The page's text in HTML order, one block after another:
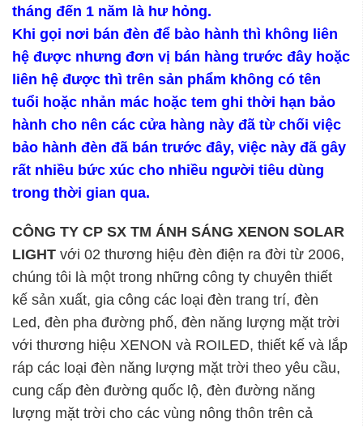
tháng đến 1 năm là hư hỏng.
Khi gọi nơi bán đèn để bào hành thì không liên
hệ được nhưng đơn vị bán hàng trước đây hoặc
liên hệ được thì trên sản phẩm không có tên
tuổi hoặc nhản mác hoặc tem ghi thời hạn bảo
hành cho nên các cửa hàng này đã từ chối việc
bảo hành đèn đã bán trước đây, việc này đã gây
rất nhiều bức xúc cho nhiều người tiêu dùng
trong thời gian qua.
CÔNG TY CP SX TM ÁNH SÁNG XENON SOLAR
LIGHT với 02 thương hiệu đèn điện ra đời từ 2006,
chúng tôi là một trong những công ty chuyên thiết
kế sản xuất, gia công các loại đèn trang trí, đèn
Led, đèn pha đường phố, đèn năng lượng mặt trời
với thương hiệu XENON và ROILED, thiết kế và lắp
ráp các loại đèn năng lượng mặt trời theo yêu cầu,
cung cấp đèn đường quốc lộ, đèn đường năng
lượng mặt trời cho các vùng nông thôn trên cả